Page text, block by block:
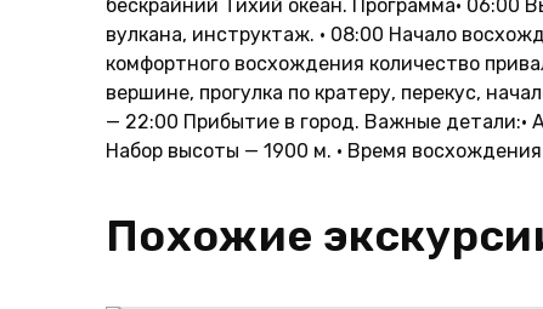
бескрайний Тихий океан. Программа• 06:00
вулкана, инструктаж. • 08:00 Начало
комфортного восхождения количество
вершине, прогулка по кратеру, перекус,
— 22:00 Прибытие в город. Важные детали:•
Набор высоты — 1900 м. • Время восхождения
Похожие